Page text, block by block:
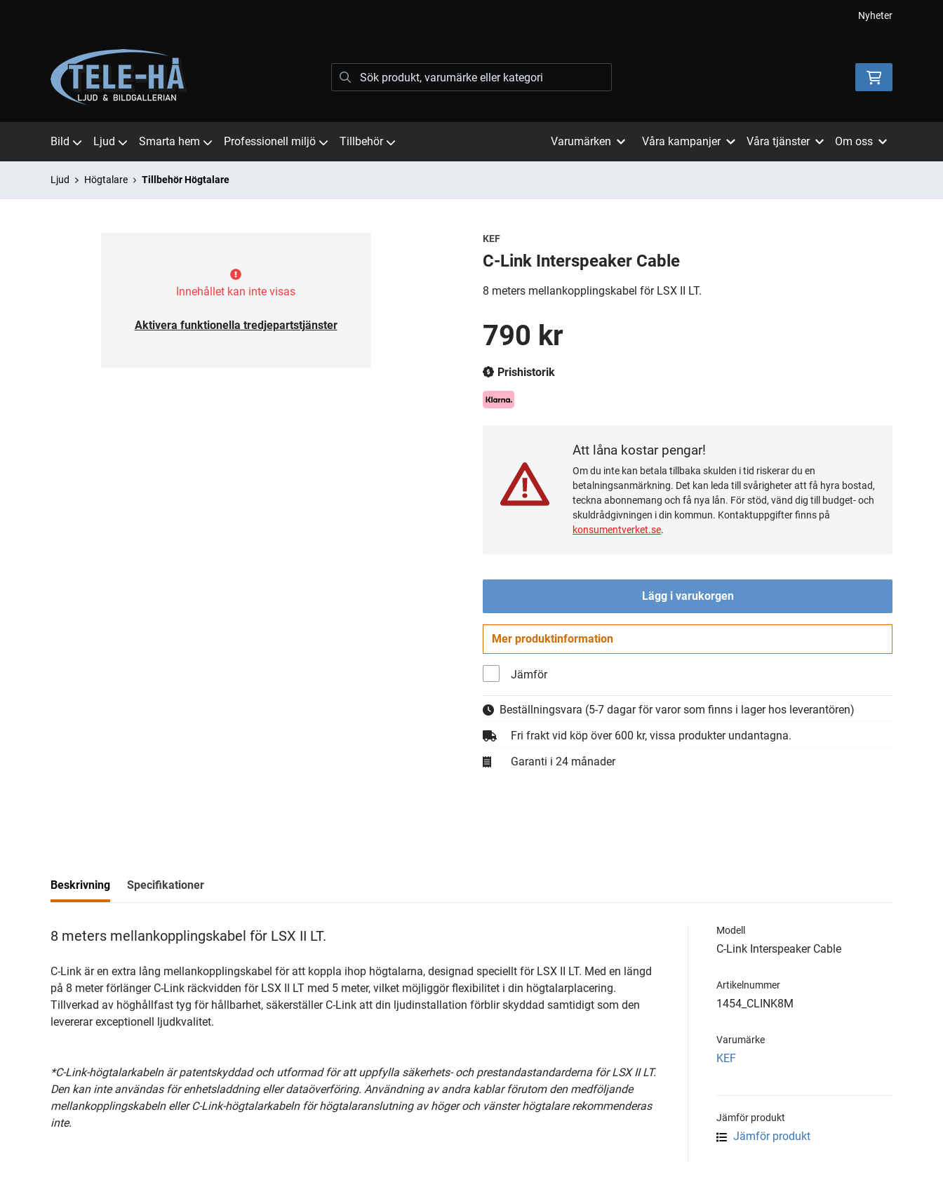
Nyheter
Bild Ljud Smarta hem Professionell miljö Tillbehör Varumärken Våra kampanjer Våra tjänster Om oss
Ljud Högtalare Tillbehör Högtalare
Innehållet kan inte visas
Aktivera funktionella tredjepartstjänster
KEF
C-Link Interspeaker Cable
8 meters mellankopplingskabel för LSX II LT.
790 kr
Prishistorik
Att låna kostar pengar!
Om du inte kan betala tillbaka skulden i tid riskerar du en
betalningsanmärkning. Det kan leda till svårigheter att få hyra bostad,
teckna abonnemang och få nya lån. För stöd, vänd dig till budget- och
skuldrådgivningen i din kommun. Kontaktuppgifter finns på
konsumentverket.se.
Lägg i varukorgen
Mer produktinformation
Jämför
Beställningsvara (5-7 dagar för varor som finns i lager hos leverantören)
Fri frakt vid köp över 600 kr, vissa produkter undantagna.
Garanti i 24 månader
Beskrivning Specifikationer
8 meters mellankopplingskabel för LSX II LT.
C-Link är en extra lång mellankopplingskabel för att koppla ihop högtalarna, designad speciellt för LSX II LT. Med en längd
på 8 meter förlänger C-Link räckvidden för LSX II LT med 5 meter, vilket möjliggör flexibilitet i din högtalarplacering.
Tillverkad av höghållfast tyg för hållbarhet, säkerställer C-Link att din ljudinstallation förblir skyddad samtidigt som den
levererar exceptionell ljudkvalitet.
*C-Link-högtalarkabeln är patentskyddad och utformad för att uppfylla säkerhets- och prestandastandarderna för LSX II LT.
Den kan inte användas för enhetsladdning eller dataöverföring. Användning av andra kablar förutom den medföljande
mellankopplingskabeln eller C-Link-högtalarkabeln för högtalaranslutning av höger och vänster högtalare rekommenderas
inte.
Modell
C-Link Interspeaker Cable
Artikelnummer
1454_CLINK8M
Varumärke
KEF
Jämför produkt
Jämför produkt